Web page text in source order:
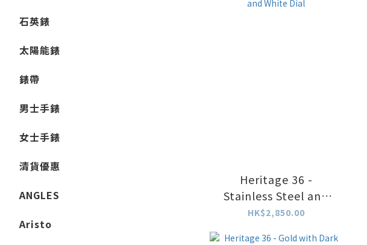
石英錶
太陽能錶
錶帶
男士手錶
女士手錶
清貨優惠
ANGLES
Aristo
Heritage 36 -
Stainless Steel and
White Dial
HK$2,850.00